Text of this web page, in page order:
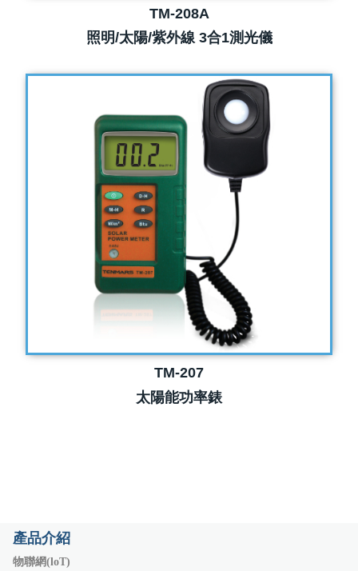
TM-208A
照明/太陽/紫外線 3合1測光儀
TM-207
太陽能功率錶
產品介紹
物聯網(loT)